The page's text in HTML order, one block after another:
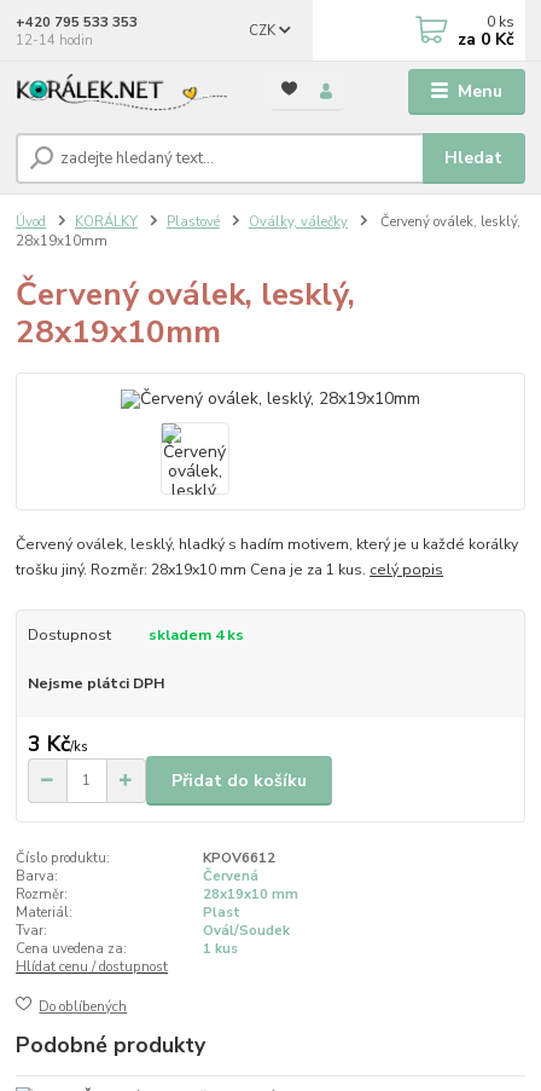
Menu
CZK
Hledat
+420 795 533 353
12-14 hodin
0 ks
za 0 Kč
Úvod KORÁLKY Plastové Oválky, válečky
Červený oválek, lesklý,
28x19x10mm
Červený oválek, lesklý,
28x19x10mm
Červený oválek, lesklý, hladký s hadím motivem, který je u každé korálky
trošku jiný. Rozměr: 28x19x10 mm Cena je za 1 kus. celý popis
Dostupnost skladem 4 ks
Nejsme plátci DPH
3 Kč/ks
Přidat do košíku
Číslo produktu:
KPOV6612
Barva:
Červená
Rozměr:
28x19x10 mm
Materiál:
Plast
Tvar:
Ovál/Soudek
Cena uvedena za:
1 kus
Hlídat cenu / dostupnost
Do oblíbených
Podobné produkty